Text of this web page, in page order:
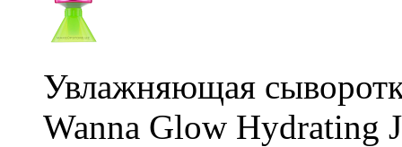
Увлажняющая
Wanna Glow Hydrating